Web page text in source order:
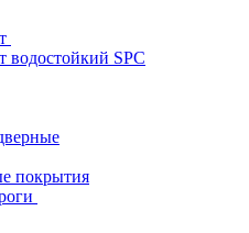
водостойкий SPC
покрытия